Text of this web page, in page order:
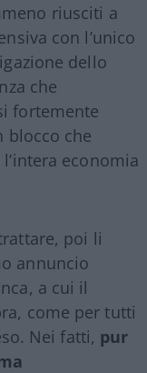
riusciti a
con l’unico
dello
che
fortemente
blocco che
economia
poi li
annuncio
a cui il
come per tutti
Nei fatti, pur